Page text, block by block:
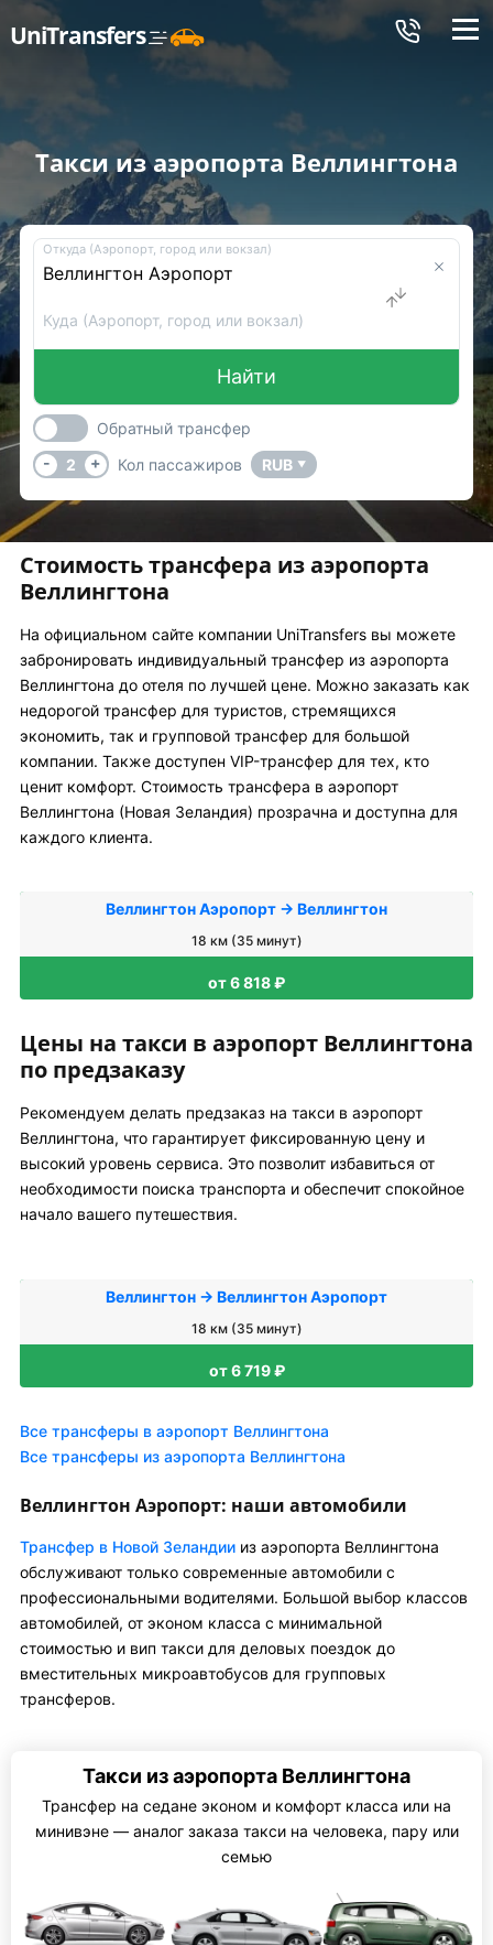
UniTransfers Меню
Такси из аэропорта Веллингтона
Откуда (Аэропорт, город или вокзал)
Куда (Аэропорт, город или вокзал)
Найти
Обратный трансфер
-
2 + Кол пассажиров RUB ▼
Стоимость трансфера из аэропорта
Веллингтона
На официальном сайте компании UniTransfers вы можете
забронировать индивидуальный трансфер из аэропорта
Веллингтона до отеля по лучшей цене. Можно заказать как
недорогой трансфер для туристов, стремящихся
экономить, так и групповой трансфер для большой
компании. Также доступен VIP-трансфер для тех, кто
ценит комфорт. Стоимость трансфера в аэропорт
Веллингтона (Новая Зеландия) прозрачна и доступна для
каждого клиента.
Веллингтон Аэропорт → Веллингтон
18 км (35 минут)
от 6 818 ₽
Цены на такси в аэропорт Веллингтона
по предзаказу
Рекомендуем делать предзаказ на такси в аэропорт
Веллингтона, что гарантирует фиксированную цену и
высокий уровень сервиса. Это позволит избавиться от
необходимости поиска транспорта и обеспечит спокойное
начало вашего путешествия.
Веллингтон → Веллингтон Аэропорт
18 км (35 минут)
от 6 719 ₽
Все трансферы в аэропорт Веллингтона
Все трансферы из аэропорта Веллингтона
Веллингтон Аэропорт: наши автомобили
Трансфер в Новой Зеландии из аэропорта Веллингтона
обслуживают только современные автомобили с
профессиональными водителями. Большой выбор классов
автомобилей, от эконом класса с минимальной
стоимостью и вип такси для деловых поездок до
вместительных микроавтобусов для групповых
трансферов.
Такси из аэропорта Веллингтона
Трансфер на седане эконом и комфорт класса или на
минивэне — аналог заказа такси на человека, пару или
семью